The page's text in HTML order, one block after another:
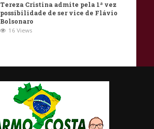
Tereza Cristina admite pela 1ª vez
possibilidade de ser vice de Flávio
Bolsonaro
16 Views